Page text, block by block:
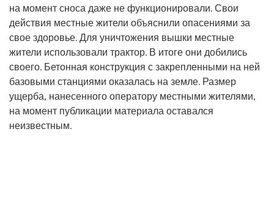
на момент сноса даже не функционировали. Свои
действия местные жители объяснили опасениями за
свое здоровье. Для уничтожения вышки местные
жители использовали трактор. В итоге они добились
своего. Бетонная конструкция с закрепленными на ней
базовыми станциями оказалась на земле. Размер
ущерба, нанесенного оператору местными жителями,
на момент публикации материала оставался
неизвестным.